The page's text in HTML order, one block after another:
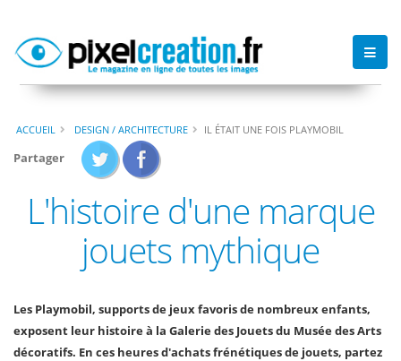
ACCUEIL DESIGN / ARCHITECTURE IL ÉTAIT UNE FOIS PLAYMOBIL
Partager
L'histoire d'une marque
jouets mythique
Les Playmobil, supports de jeux favoris de nombreux enfants,
exposent leur histoire à la Galerie des Jouets du Musée des Arts
décoratifs. En ces heures d'achats frénétiques de jouets, partez